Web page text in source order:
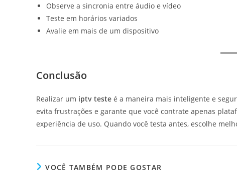
Observe a sincronia entre áudio e vídeo
Teste em horários variados
Avalie em mais de um dispositivo
Conclusão
Realizar um iptv teste é a maneira mais inteligente e
evita frustrações e garante que você contrate apenas
experiência de uso. Quando você testa antes, escolhe
VOCÊ TAMBÉM PODE GOSTAR